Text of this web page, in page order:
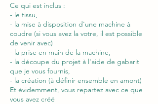
Ce qui est inclus :
- le tissu,
- la mise à disposition d'une machine à
coudre (si vous avez la votre, il est possible
de venir avec)
- la prise en main de la machine,
- la découpe du projet à l'aide de gabarit
que je vous fournis,
- la création (à définir ensemble en amont)
Et évidemment, vous repartez avec ce que
vous avez créé